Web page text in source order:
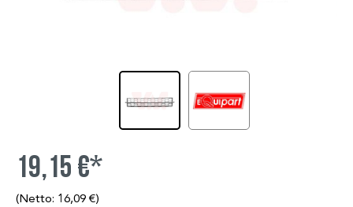
19,15 €*
(Netto: 16,09 €)